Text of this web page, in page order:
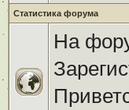
Статистика форума
На